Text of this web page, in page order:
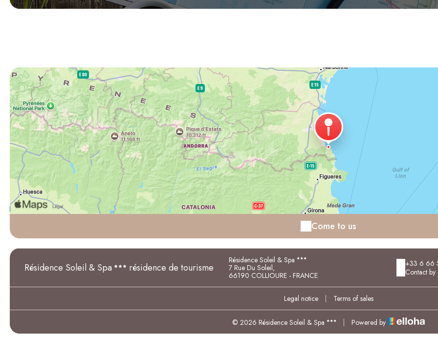
Come to us
Résidence Soleil & Spa résidence de tourisme
Résidence Soleil & Spa
7 Rue Du Soleil,
66190 COLLIOURE - FRANCE
+33 6 66
Contact by
Legal notice Terms of sales
© 2026 Résidence Soleil & Spa Powered by